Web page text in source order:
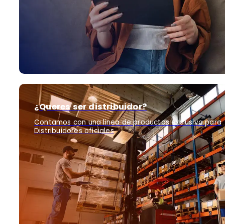
¿Queres ser distribuidor?
Contamos con una linea de productos exclusiva para
Distribuidores oficiales